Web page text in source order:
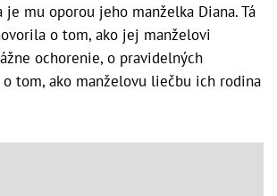
mu oporou jeho manželka Diana. Tá
o tom, ako jej manželovi
ochorenie, o pravidelných
tom, ako manželovu liečbu ich rodina